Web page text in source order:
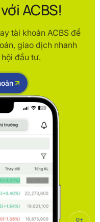
ACBS!
tài khoản ACBS để
giao dịch nhanh
đầu tư.